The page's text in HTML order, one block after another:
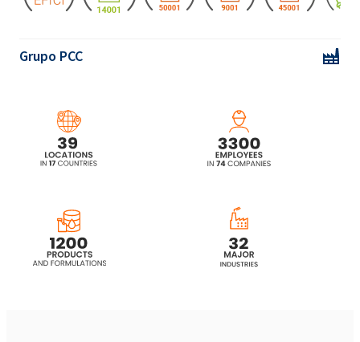
Grupo PCC
ROSULfan MB (Ammonium Lauryl Sulfate)
ROSULfan®A33 (lauril sulfato de amônio)